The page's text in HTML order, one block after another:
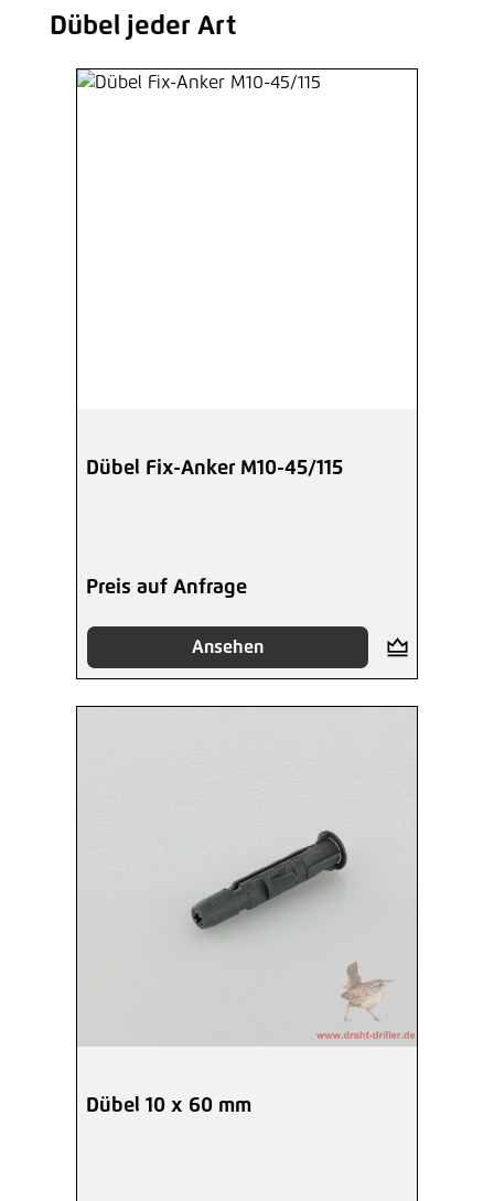
Produktgalerie überspringen
Dübel jeder Art
Dübel Fix-Anker M10-45/115
Preis auf Anfrage
Ansehen
Dübel 10 x 60 mm